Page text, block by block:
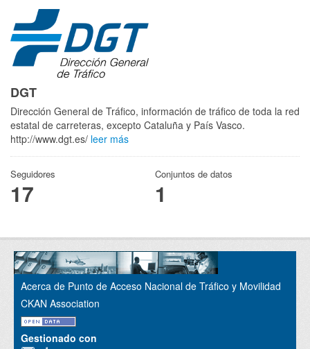
DGT
Dirección General de Tráfico, información de tráfico de toda la red
estatal de carreteras, excepto Cataluña y País Vasco.
http://www.dgt.es/ leer más
Seguidores
17
Conjuntos de datos
1
Acerca de Punto de Acceso Nacional de Tráfico y Movilidad
CKAN Association
Gestionado con